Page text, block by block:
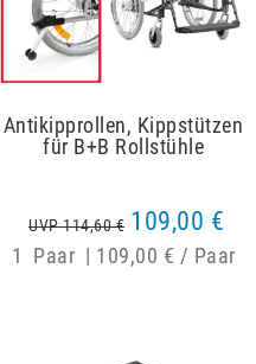
Antikipprollen, Kippstützen
für B+B Rollstühle
UVP 114,60 € 109,00 €
1 Paar | 109,00 € / Paar